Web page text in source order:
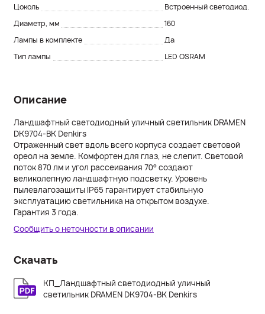
Скачать
КП_Ландшафтный светодиодный уличный
светильник DRAMEN DK9704-BK Denkirs
Описание
Ландшафтный светодиодный уличный светильник DRAMEN
DK9704-BK Denkirs
Отраженный свет вдоль всего корпуса создает световой
ореол на земле. Комфортен для глаз, не слепит. Световой
поток 870 лм и угол рассеивания 70° создают
великолепную ландшафтную подсветку. Уровень
пылевлагозащиты IP65 гарантирует стабильную
эксплуатацию светильника на открытом воздухе.
Гарантия 3 года.
Цоколь
Встроенный светодиод.
Диаметр, мм
160
Лампы в комплекте
Да
Тип лампы
LED OSRAM
Сообщить о неточности в описании